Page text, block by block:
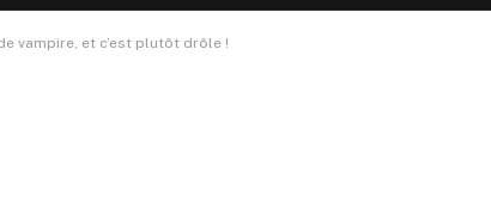
vampire, et c’est plutôt drôle !